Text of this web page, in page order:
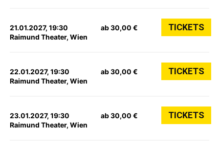
21.01.2027, 19:30
Raimund Theater, Wien
ab 30,00 € TICKETS
22.01.2027, 19:30
Raimund Theater, Wien
ab 30,00 € TICKETS
23.01.2027, 19:30
Raimund Theater, Wien
ab 30,00 € TICKETS